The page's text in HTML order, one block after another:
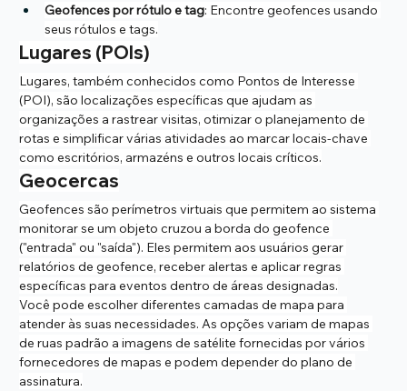
Geofences por rótulo e tag: Encontre geofences usando
seus rótulos e tags.
Lugares (POIs)
Lugares, também conhecidos como Pontos de Interesse
(POI), são localizações específicas que ajudam as
organizações a rastrear visitas, otimizar o planejamento de
rotas e simplificar várias atividades ao marcar locais-chave
como escritórios, armazéns e outros locais críticos.
Geocercas
Geofences são perímetros virtuais que permitem ao sistema
monitorar se um objeto cruzou a borda do geofence
("entrada" ou "saída"). Eles permitem aos usuários gerar
relatórios de geofence, receber alertas e aplicar regras
específicas para eventos dentro de áreas designadas.
Você pode escolher diferentes camadas de mapa para
atender às suas necessidades. As opções variam de mapas
de ruas padrão a imagens de satélite fornecidas por vários
fornecedores de mapas e podem depender do plano de
assinatura.